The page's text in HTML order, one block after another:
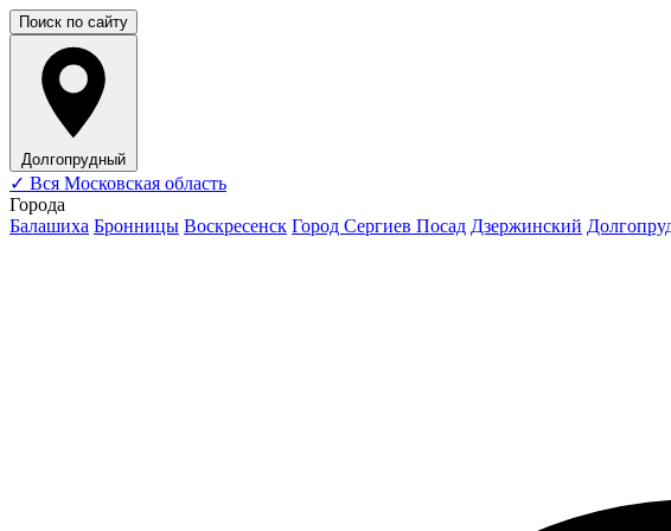
Поиск по сайту
Долгопрудный
✓ Вся Московская область
Города
Балашиха Бронницы Воскресенск Город Сергиев Посад Дзержинский